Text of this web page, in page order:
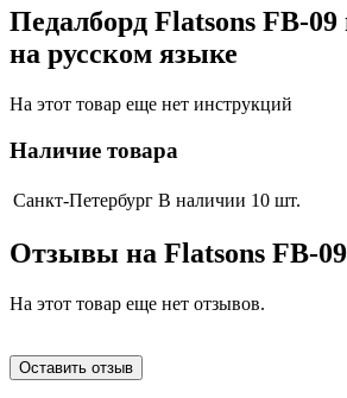
Педалборд Flatsons FB-
на русском языке
На этот товар еще нет инструкций
Наличие товара
Санкт-Петербург В наличии 10 шт.
Отзывы на Flatsons FB-09
На этот товар еще нет отзывов.
Оставить отзыв